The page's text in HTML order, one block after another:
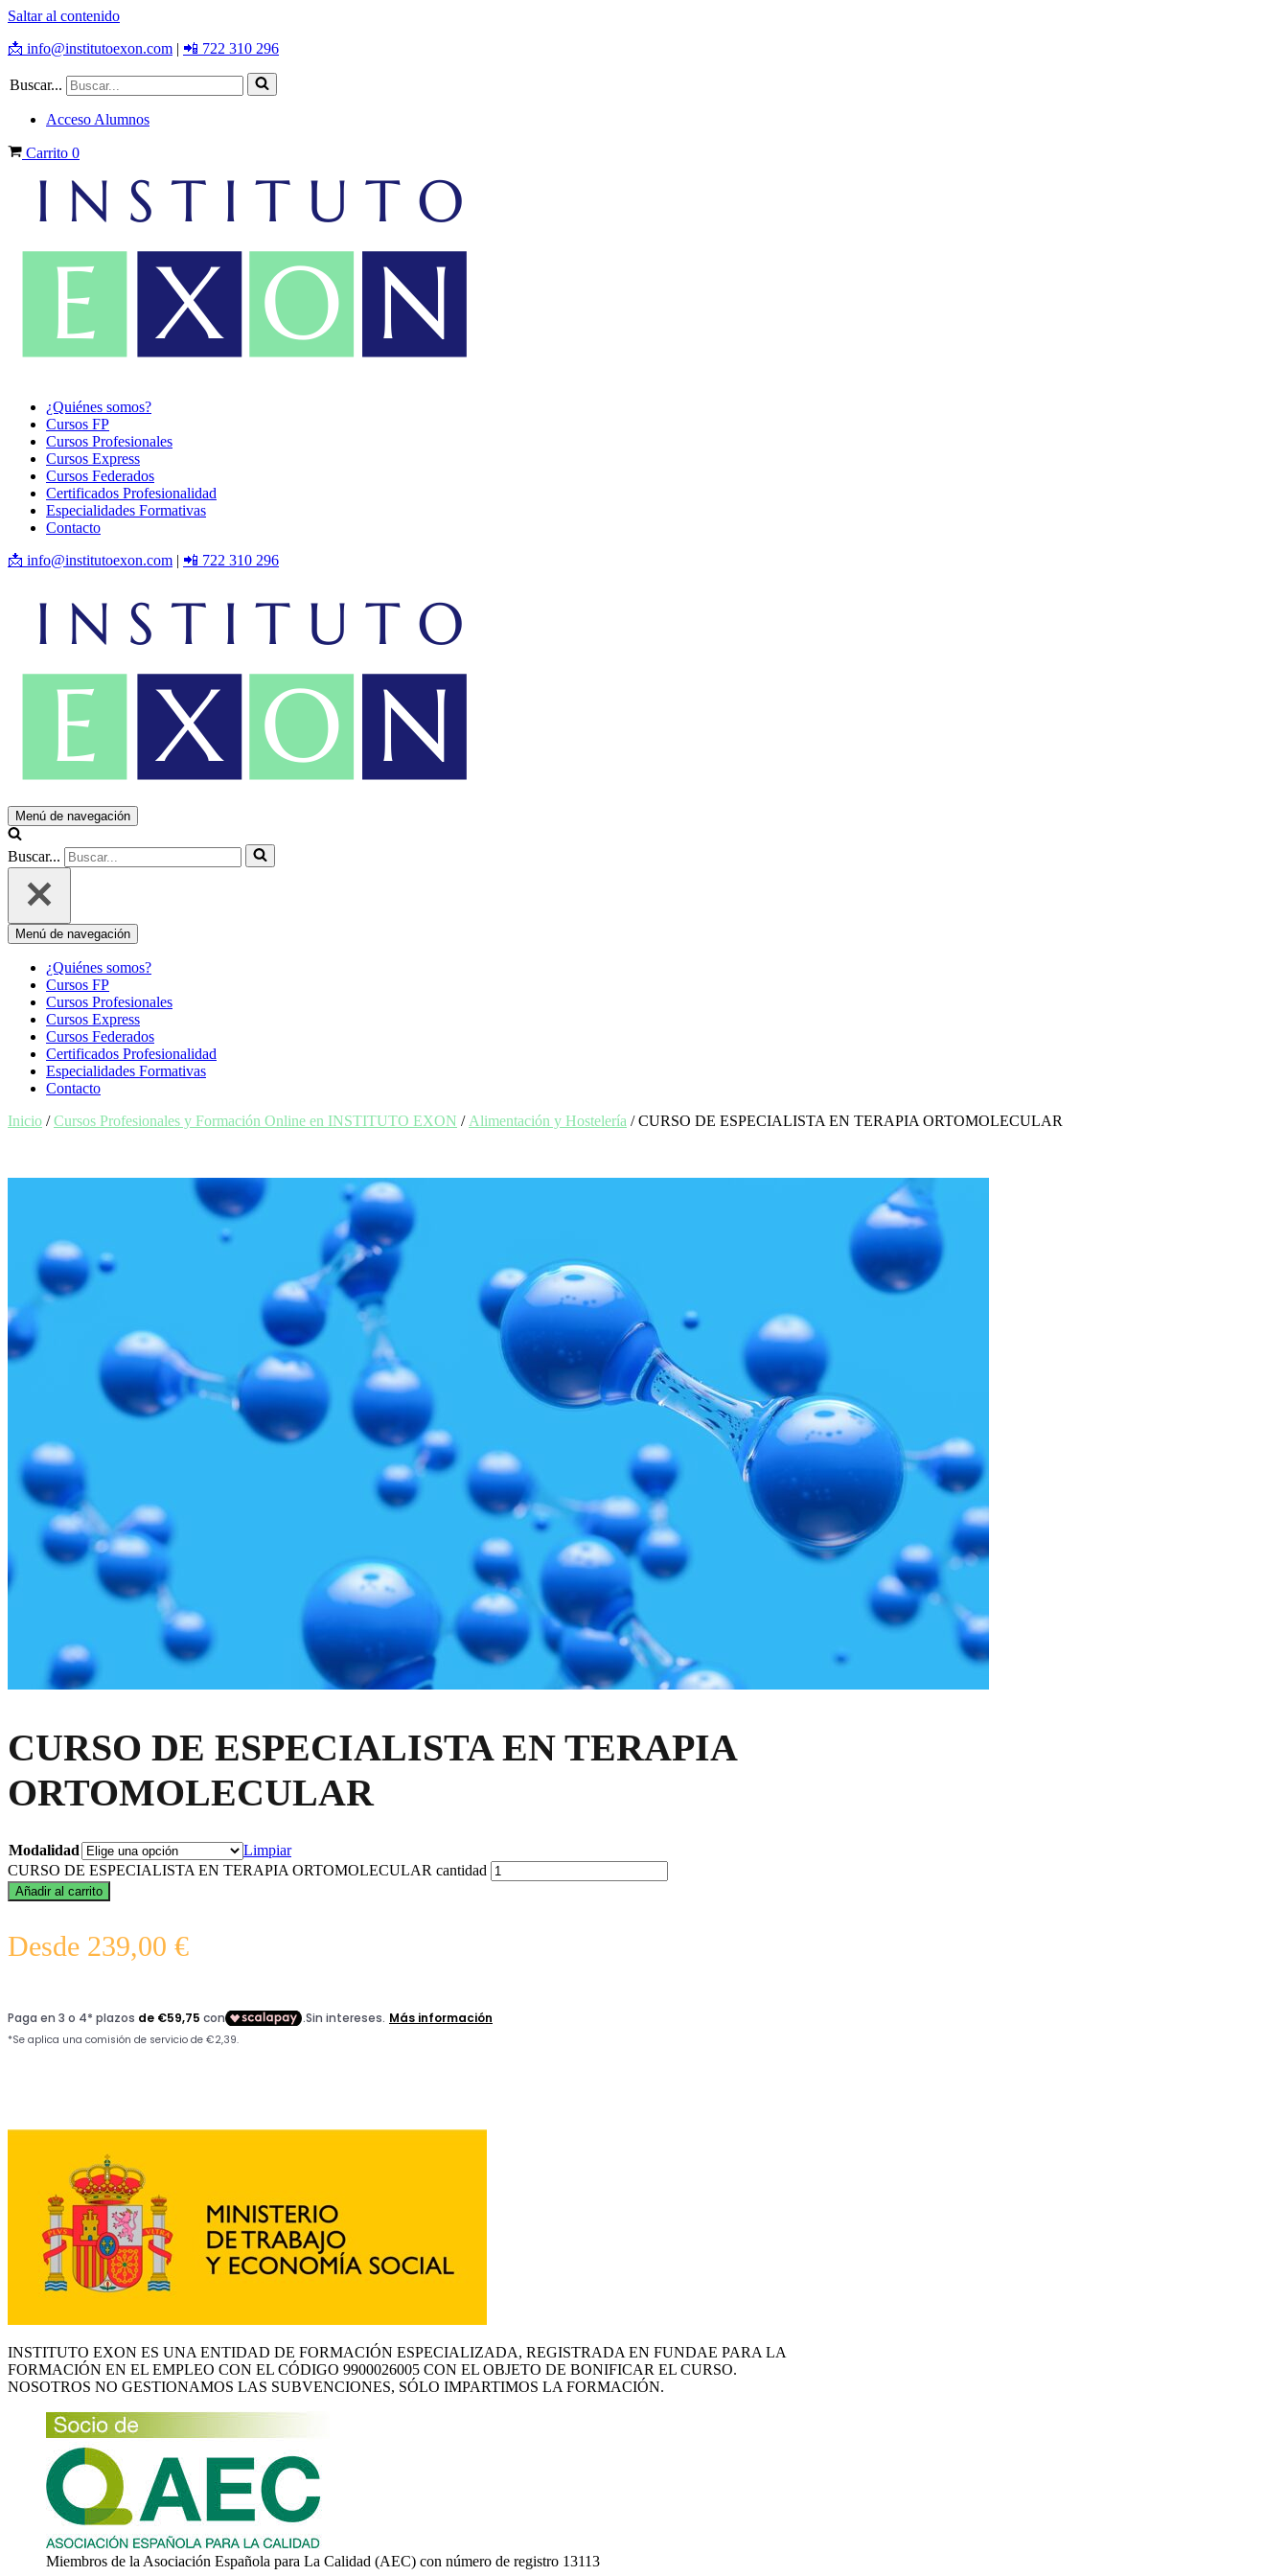
Saltar al contenido
📩 info@institutoexon.com | 📲 722 310 296
Buscar...
Acceso Alumnos
Carrito 0
¿Quiénes somos?
Cursos FP
Cursos Profesionales
Cursos Express
Cursos Federados
Certificados Profesionalidad
Especialidades Formativas
Contacto
📩 info@institutoexon.com | 📲 722 310 296
Menú de navegación
Buscar...
Menú de navegación
¿Quiénes somos?
Cursos FP
Cursos Profesionales
Cursos Express
Cursos Federados
Certificados Profesionalidad
Especialidades Formativas
Contacto
Inicio /Cursos Profesionales y Formación Online en INSTITUTO EXON / Alimentación y Hostelería / CURSO DE ESPECIALISTA EN TERAPIA ORTOMOLECULAR
CURSO DE ESPECIALISTA EN TERAPIA
ORTOMOLECULAR
Modalidad
Limpiar
CURSO DE ESPECIALISTA EN TERAPIA ORTOMOLECULAR cantidad
Añadir al carrito
Desde 239,00 €
INSTITUTO EXON ES UNA ENTIDAD DE FORMACIÓN ESPECIALIZADA, REGISTRADA EN FUNDAE PARA LA
FORMACIÓN EN EL EMPLEO CON EL CÓDIGO 9900026005 CON EL OBJETO DE BONIFICAR EL CURSO.
NOSOTROS NO GESTIONAMOS LAS SUBVENCIONES, SÓLO IMPARTIMOS LA FORMACIÓN.
Miembros de la Asociación Española para La Calidad (AEC) con número de registro 13113